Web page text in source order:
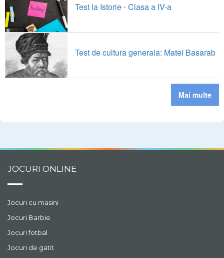
Test la Istorie - Clasa a IV-a
Test de cultura generala: Matei Basarab
Mai multe
JOCURI ONLINE
Jocuri cu masini
Jocuri Barbie
Jocuri fotbal
Jocuri de gatit